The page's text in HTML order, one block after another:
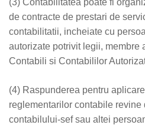
(3) Contabilitatea poate fi
de contracte de prestari de
contabilitatii, incheiate cu
autorizate potrivit legii, membre
Contabili si Contabililor
(4) Raspunderea pentru
reglementarilor contabile revine
contabilului-sef sau altei